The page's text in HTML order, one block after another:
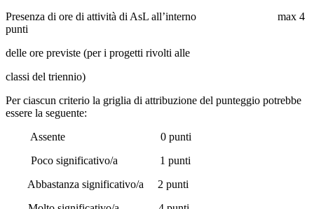
Presenza di ore di attività di AsL all’interno max 4
punti
delle ore previste (per i progetti rivolti alle
classi del triennio)
Per ciascun criterio la griglia di attribuzione del punteggio potrebbe
essere la seguente:
Assente 0 punti
Poco significativo/a 1 punti
Abbastanza significativo/a 2 punti